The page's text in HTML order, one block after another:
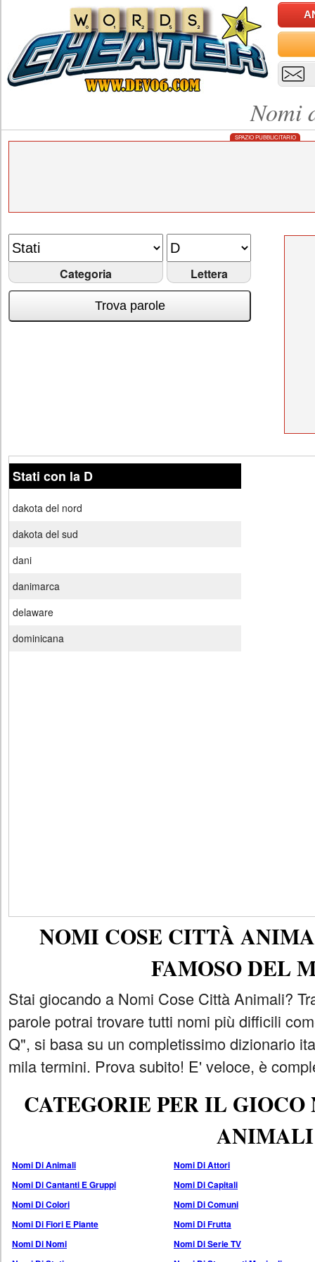
Nomi
SPAZIO PUBBLICITARIO
Categoria Lettera
Trova parole
Stati con la D
dakota del nord
dakota del sud
dani
danimarca
delaware
dominicana
NOMI COSE CITTÀ
FAMOSO DEL
Stai giocando a Nomi Cose Città Animali?
parole potrai trovare tutti nomi più difficili
Q", si basa su un completissimo dizionario
mila termini. Prova subito! E' veloce, è
CATEGORIE PER IL
ANIMALI
Nomi Di Animali
Nomi Di Attori
Nomi Di Cantanti E Gruppi
Nomi Di Capitali
Nomi Di Colori
Nomi Di Comuni
Nomi Di Fiori E Piante
Nomi Di Frutta
Nomi Di Nomi
Nomi Di Serie TV